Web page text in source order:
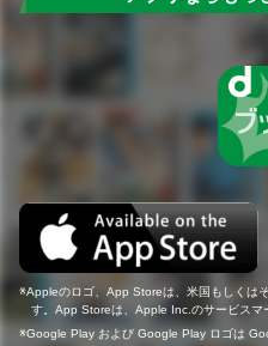
Appleのロゴ、App Storeは、米国もしくは
す。App Storeは、Apple Inc.のサービスマ
Google Play および Google Play ロゴは